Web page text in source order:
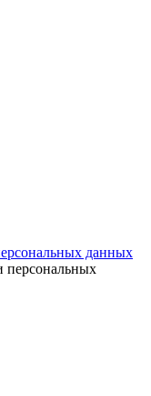
данных
персональных